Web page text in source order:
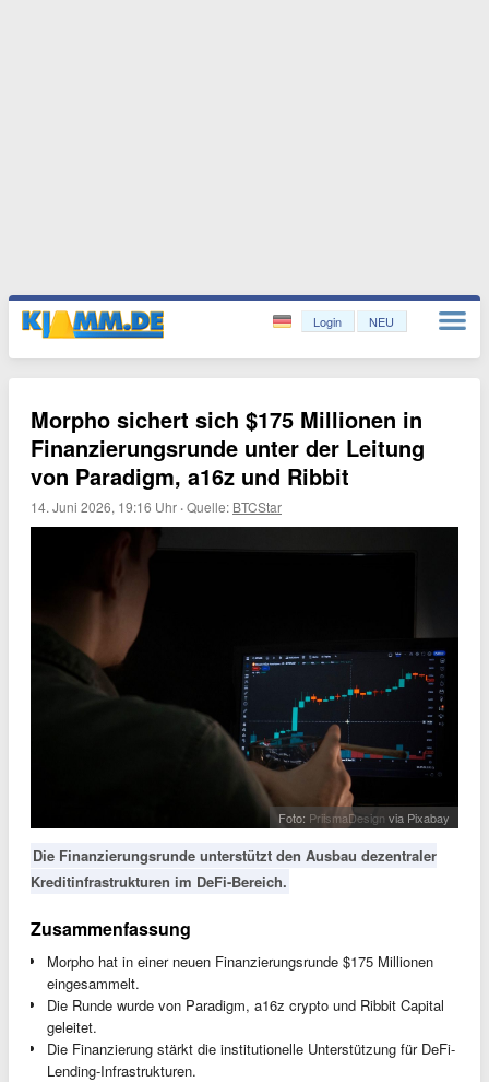
Login NEU
Morpho sichert sich $175 Millionen in
Finanzierungsrunde unter der Leitung
von Paradigm, a16z und Ribbit
14. Juni 2026, 19:16 Uhr ·Quelle: BTCStar
Foto: PriismaDesign via Pixabay
Die Finanzierungsrunde unterstützt den Ausbau dezentraler
Kreditinfrastrukturen im DeFi-Bereich.
Zusammenfassung
Morpho hat in einer neuen Finanzierungsrunde $175 Millionen
eingesammelt.
Die Runde wurde von Paradigm, a16z crypto und Ribbit Capital
geleitet.
Die Finanzierung stärkt die institutionelle Unterstützung für DeFi-
Lending-Infrastrukturen.